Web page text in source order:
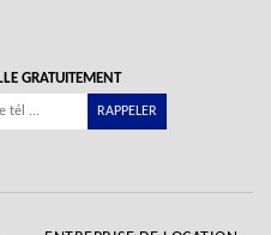
GRATUITEMENT